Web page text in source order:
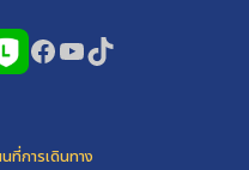
Facebook
YouTube
TikTok
ที่การเดินทาง